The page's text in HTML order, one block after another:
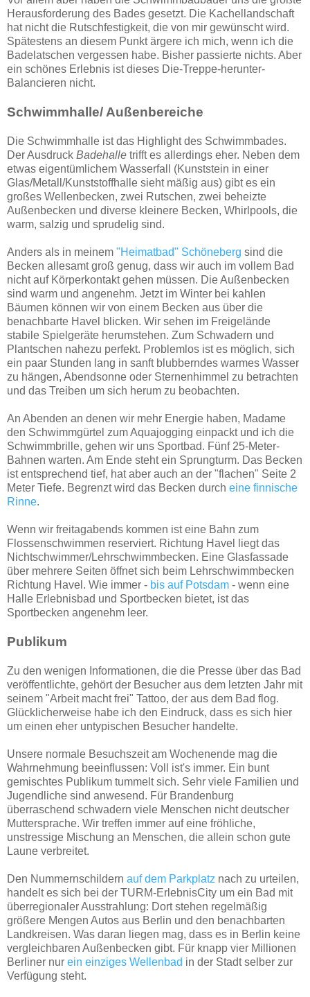
Herausforderung des Bades gesetzt. Die Kachellandschaft
hat nicht die Rutschfestigkeit, die von mir gewünscht wird.
Spätestens an diesem Punkt ärgere ich mich, wenn ich die
Badelatschen vergessen habe. Bisher passierte nichts. Aber
ein schönes Erlebnis ist dieses Die-Treppe-herunter-
Balancieren nicht.
Schwimmhalle/ Außenbereiche
Die Schwimmhalle ist das Highlight des Schwimmbades.
Der Ausdruck Badehalle trifft es allerdings eher. Neben dem
etwas eigentümlichem Wasserfall (Kunststein in einer
Glas/Metall/Kunststoffhalle sieht mäßig aus) gibt es ein
großes Wellenbecken, zwei Rutschen, zwei beheizte
Außenbecken und diverse kleinere Becken, Whirlpools, die
warm, salzig und sprudelig sind.
Anders als in meinem "Heimatbad" Schöneberg sind die
Becken allesamt groß genug, dass wir auch im vollem Bad
nicht auf Körperkontakt gehen müssen. Die Außenbecken
sind warm und angenehm. Jetzt im Winter bei kahlen
Bäumen können wir von einem Becken aus über die
benachbarte Havel blicken. Wir sehen im Freigelände
stabile Spielgeräte herumstehen. Zum Schwadern und
Plantschen nahezu perfekt. Problemlos ist es möglich, sich
ein paar Stunden lang in sanft blubberndes warmes Wasser
zu hängen, Abendsonne oder Sternenhimmel zu betrachten
und das Treiben um sich herum zu beobachten.
An Abenden an denen wir mehr Energie haben, Madame
den Schwimmgürtel zum Aquajogging einpackt und ich die
Schwimmbrille, gehen wir uns Sportbad. Fünf 25-Meter-
Bahnen warten. Am Ende steht ein Sprungturm. Das Becken
ist entsprechend tief, hat aber auch an der "flachen" Seite 2
Meter Tiefe. Begrenzt wird das Becken durch eine finnische
Rinne.
Wenn wir freitagabends kommen ist eine Bahn zum
Flossenschwimmen reserviert. Richtung Havel liegt das
Nichtschwimmer/Lehrschwimmbecken. Eine Glasfassade
über mehrere Seiten öffnet sich beim Lehrschwimmbecken
Richtung Havel. Wie immer - bis auf Potsdam - wenn eine
Halle Erlebnisbad und Sportbecken bietet, ist das
Sportbecken angenehm leer.
Publikum
Zu den wenigen Informationen, die die Presse über das Bad
veröffentlichte, gehört der Besucher aus dem letzten Jahr mit
seinem "Arbeit macht frei" Tattoo, der aus dem Bad flog.
Glücklicherweise habe ich den Eindruck, dass es sich hier
um einen eher untypischen Besucher handelte.
Unsere normale Besuchszeit am Wochenende mag die
Wahrnehmung beeinflussen: Voll ist's immer. Ein bunt
gemischtes Publikum tummelt sich. Sehr viele Familien und
Jugendliche sind anwesend. Für Brandenburg
überraschend schwadern viele Menschen nicht deutscher
Muttersprache. Wir treffen immer auf eine fröhliche,
unstressige Mischung an Menschen, die allein schon gute
Laune verbreitet.
Den Nummernschildern auf dem Parkplatz nach zu urteilen,
handelt es sich bei der TURM-ErlebnisCity um ein Bad mit
überregionaler Ausstrahlung: Dort stehen regelmäßig
größere Mengen Autos aus Berlin und den benachbarten
Landkreisen. Was daran liegen mag, dass es in Berlin keine
vergleichbaren Außenbecken gibt. Für knapp vier Millionen
Berliner nur ein einziges Wellenbad in der Stadt selber zur
Verfügung steht.